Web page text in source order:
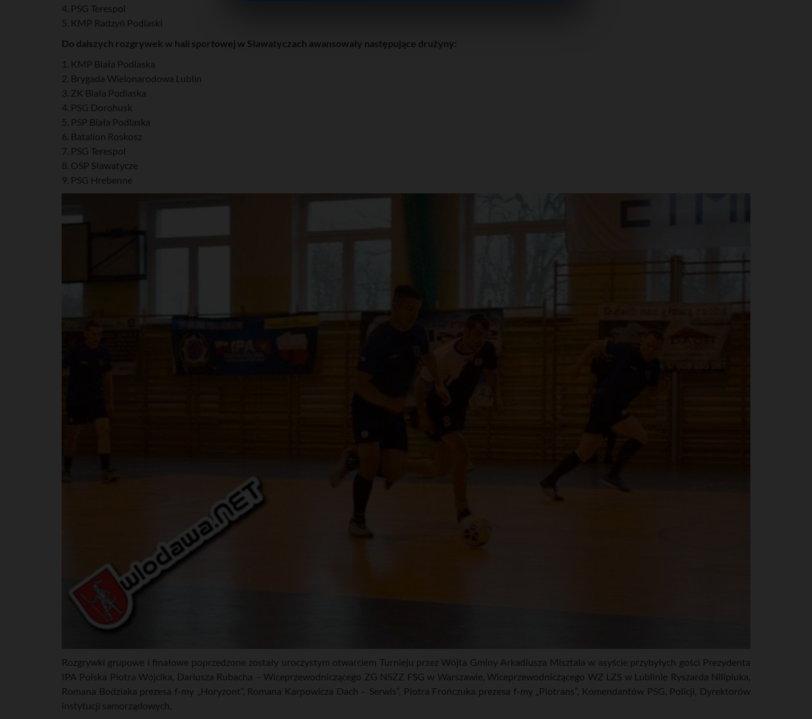
4. PSG Terespol
5. KMP Radzyń Podlaski
Do dalszych rozgrywek w hali sportowej w Sławatyczach awansowały następujące drużyny:
1. KMP Biała Podlaska
2. Brygada Wielonarodowa Lublin
3. ZK Biała Podlaska
4. PSG Dorohusk
5. PSP Biała Podlaska
6. Batalion Roskosz
7. PSG Terespol
8. OSP Sławatycze
9. PSG Hrebenne
Rozgrywki grupowe i finałowe poprzedzone zostały uroczystym otwarciem Turnieju przez Wójta Gminy Arkadiusza Misztala w asyście przybyłych gości Prezydenta
IPA Polska Piotra Wójcika, Dariusza Rubacha – Wiceprzewodniczącego ZG NSZZ FSG w Warszawie, Wiceprzewodniczącego WZ LZS w Lublinie Ryszarda Nilipiuka,
Romana Bodziaka prezesa f-my „Horyzont”, Romana Karpowicza Dach – Serwis”, Piotra Frończuka prezesa f-my „Piotrans”, Komendantów PSG, Policji, Dyrektorów
instytucji samorządowych,